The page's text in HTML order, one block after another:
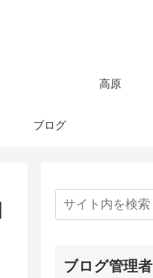
高原
ブログ
ブログ管理者